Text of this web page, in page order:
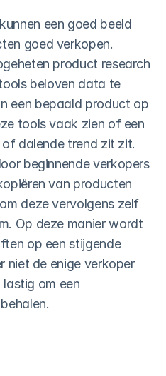
en meer
alles ->
een goed beeld
goed verkopen.
product research
beloven data te
een bepaald product op
tools vaak zien of een
dalende trend zit zit.
beginnende verkopers
van producten
deze vervolgens zelf
Op deze manier wordt
op een stijgende
niet de enige verkoper
om een